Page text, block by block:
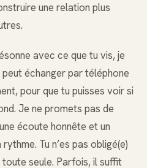
une relation plus
avec ce que tu vis, je
échanger par téléphone
pour que tu puisses voir si
Je ne promets pas de
écoute honnête et un
Tu n’es pas obligé(e)
seule. Parfois, il suffit